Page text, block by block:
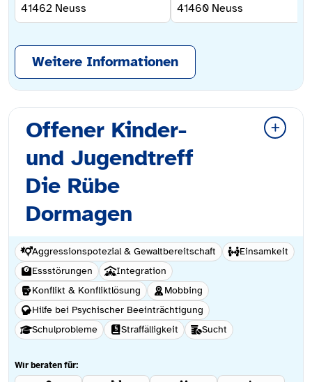
41462 Neuss
41460 Neuss
Weitere Informationen
Offener Kinder-
und Jugendtreff
Die Rübe
Dormagen
Aggressionspotezial & Gewaltbereitschaft
Einsamkeit
Essstörungen
Integration
Konflikt & Konfliktlösung
Mobbing
Hilfe bei Psychischer Beeinträchtigung
Schulprobleme
Straffälligkeit Sucht
Wir beraten für: